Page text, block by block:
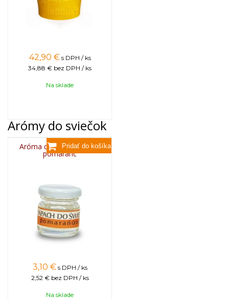
42,90 € s DPH / ks
34,88 € bez DPH / ks
Na sklade
Arómy do sviečok
Aróma do sviečok, 25g -
pomaranč
3,10 € s DPH / ks
2,52 € bez DPH / ks
Na sklade